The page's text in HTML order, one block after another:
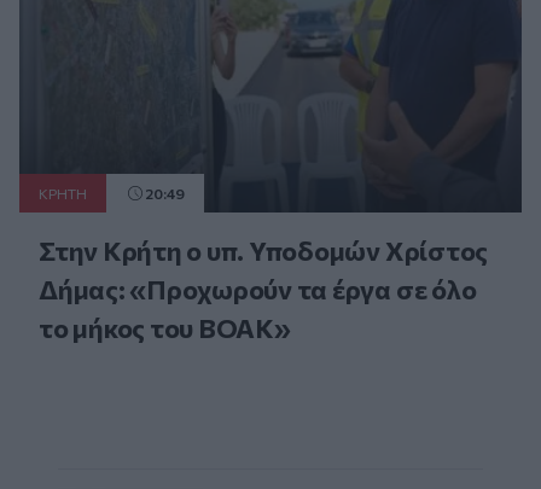
ΚΡΗΤΗ 20:49
Στην Κρήτη ο υπ. Υποδομών Χρίστος
Δήμας: «Προχωρούν τα έργα σε όλο
το μήκος του ΒΟΑΚ»